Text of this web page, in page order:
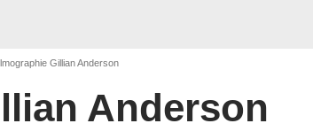
Gillian Anderson
Anderson